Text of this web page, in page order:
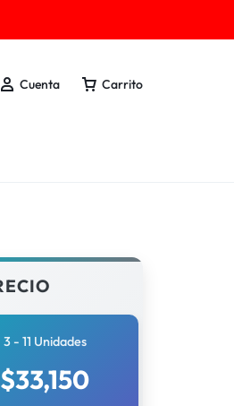
Cuenta Carrito
3 - 11 Unidades
$33,150